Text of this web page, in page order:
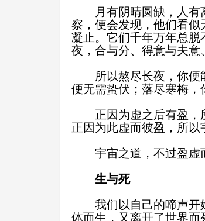
月有阴晴圆缺，人
察，便会发现，他们看似
凝止。它们千年万年总
夜，合与分、得意与夫意
所以熬尽长夜，你
便无需蛰伏；落尽寒梅，
正因为虚之后有盈，
正因为此虚而彼盈，所以
宇宙之道，不过盈虚
生与死
我们以自己的啼声开
体而生，又离开了世界